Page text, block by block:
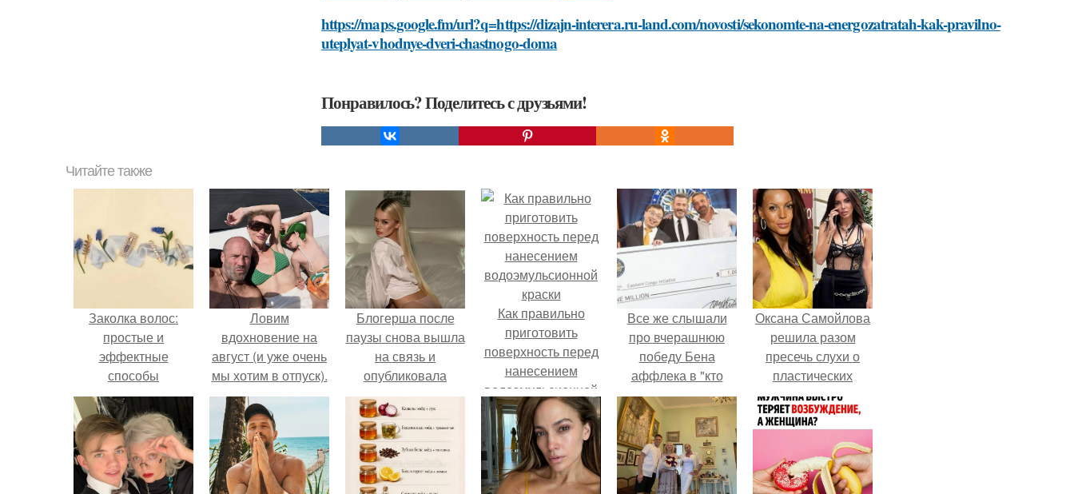
https://maps.google.fm/url?q=https://dizajn-interera.ru-land.com/novosti/sekonomte-na-energozatratah-kak-pravilno-
uteplyat-vhodnye-dveri-chastnogo-doma
Понравилось? Поделитесь с друзьями!
Читайте также
Заколка волос:
простые и
эффектные
способы
Ловим
вдохновение на
август (и уже очень
мы хотим в отпуск).
Блогерша после
паузы снова вышла
на связь и
опубликовала
свежую серию
кадров из спальни.
Как правильно
приготовить
поверхность перед
нанесением
водоэмульсионной
краски
Все же слышали
про вчерашнюю
победу Бена
аффлека в "кто
хочет стать
миллионером?
Оксана Самойлова
решила разом
пресечь слухи о
пластических
операциях и
публично
прояснила
ситуацию.